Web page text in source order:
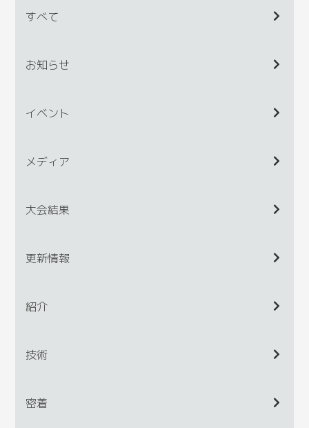
すべて
お知らせ
イベント
メディア
大会結果
更新情報
紹介
技術
密着